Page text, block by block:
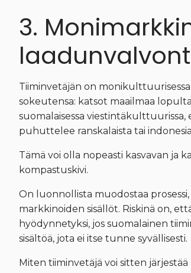
3.
Tiiminvetäjän on
sokeutensa: katsot maailmaa
suomalaisessa
puhuttelee ranskalaista tai
Tämä voi olla nopeasti kasvavan ja
kompastuskivi.
On luonnollista muodostaa
markkinoiden sisällöt. Riskinä on,
hyödynnetyksi, jos suomalainen
sisältöä, jota ei itse tunne syvällisesti.
Miten tiiminvetäjä voi sitten